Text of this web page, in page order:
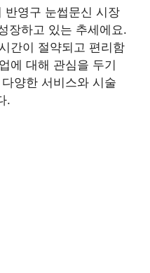
반영구 눈썹문신 시장
장하고 있는 추세에요.
간이 절약되고 편리함
에 대해 관심을 두기
양한 서비스와 시술
.